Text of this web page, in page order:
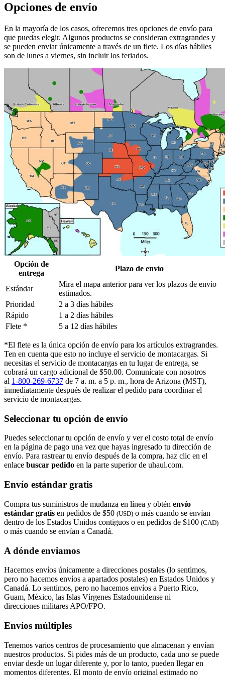
Opciones de envío
En la mayoría de los casos, ofrecemos tres opciones de envío para
que puedas elegir. Algunos productos se consideran extragrandes y
se pueden enviar únicamente a través de un flete. Los días hábiles
son de lunes a viernes, sin incluir los feriados.
Opción de
entrega
Plazo de envío
Estándar
Mira el mapa anterior para ver los plazos de envío
estimados.
Prioridad
2 a 3 días hábiles
Rápido
1 a 2 días hábiles
Flete *
5 a 12 días hábiles
*El flete es la única opción de envío para los artículos extragrandes.
Ten en cuenta que esto no incluye el servicio de montacargas. Si
necesitas el servicio de montacargas en tu lugar de entrega, se
cobrará un cargo adicional de $50.00. Comunícate con nosotros
al 1-800-269-6737 de 7 a. m. a 5 p. m., hora de Arizona (MST),
inmediatamente después de realizar el pedido para coordinar el
servicio de montacargas.
Seleccionar tu opción de envío
Puedes seleccionar tu opción de envío y ver el costo total de envío
en la página de pago una vez que hayas ingresado tu dirección de
envío. Para rastrear tu envío después de la compra, haz clic en el
enlace buscar pedido​​​​​​​ en la parte superior de uhaul.com.
Envío estándar gratis
Compra tus suministros de mudanza en línea y obtén envío
estándar gratis en pedidos de $50 (USD) o más cuando se envían
dentro de los Estados Unidos contiguos o en pedidos de $100 (CAD)
o más cuando se envían a Canadá.
A dónde enviamos
Hacemos envíos únicamente a direcciones postales (lo sentimos,
pero no hacemos envíos a apartados postales) en Estados Unidos y
Canadá. Lo sentimos, pero no hacemos envíos a Puerto Rico,
Guam, México, las Islas Vírgenes Estadounidense ni
direcciones militares APO/FPO.
Envíos múltiples
Tenemos varios centros de procesamiento que almacenan y envían
nuestros productos. Si pides más de un producto, cada uno se puede
enviar desde un lugar diferente y, por lo tanto, pueden llegar en
momentos diferentes. El monto de envío original estimado no